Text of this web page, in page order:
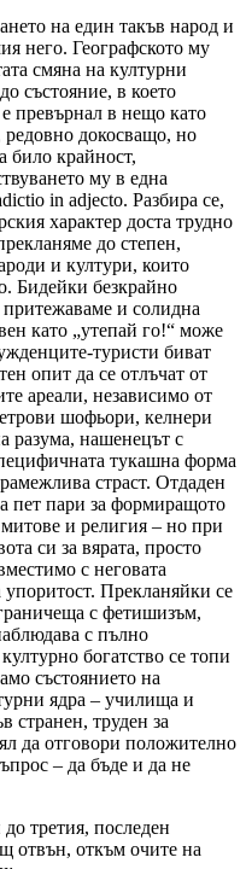
на един такъв народ и
него. Географското му
смяна на културни
състояние, в което
превърнал в нещо като
докосващо, но
било крайност,
му в една
in adjecto. Разбира се,
характер доста трудно
до степен,
и култури, които
Бидейки безкрайно
и солидна
като „утепай го!“ може
туристи биват
опит да се отлъчат от
ареали, независимо от
шофьори, келнери
разума, нашенецът с
тукашна форма
страст. Отдаден
пет пари за формиращото
и религия – но при
си за вярата, просто
с неговата
Прекланяйки се
с фетишизъм,
с пълно
богатство се топи
състоянието на
ядра – училища и
странен, труден за
да отговори положително
– да бъде и да не
третия, последен
отвън, откъм очите на